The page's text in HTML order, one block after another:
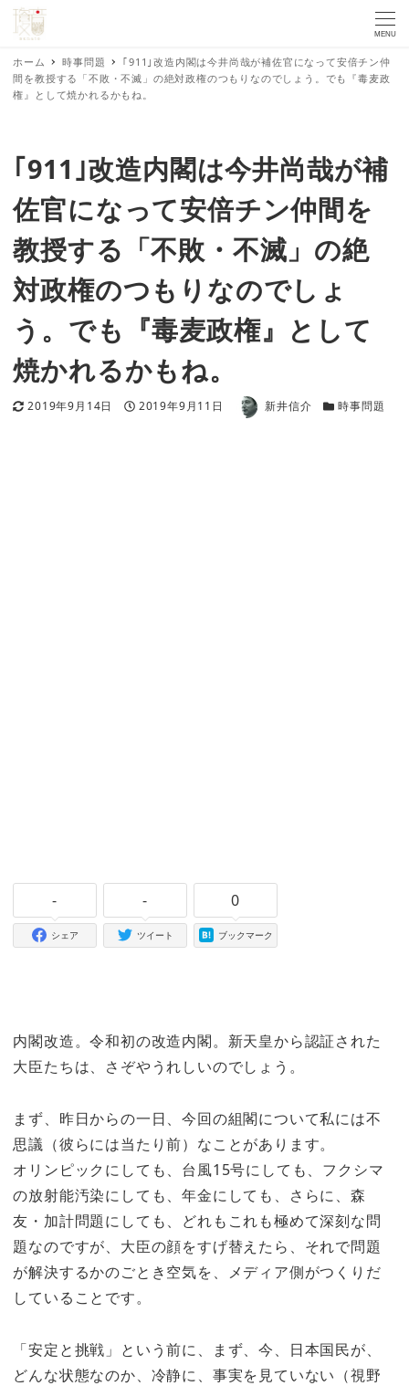
MENU
ホーム 時事問題
｢911｣改造内閣は今井尚哉が補佐官になって安倍チン仲
間を教授する「不敗・不滅」の絶対政権のつもりなのでしょう。でも『毒麦政
権』として焼かれるかもね。
｢911｣改造内閣は今井尚哉が補
佐官になって安倍チン仲間を
教授する「不敗・不滅」の絶
対政権のつもりなのでしょ
う。でも『毒麦政権』として
焼かれるかもね。
更新日
2019年9月14日 投稿日
2019年9月11日 著者 新井信介 カテゴリー
時事問題
-
シェア
-
ツイート
0
ブックマーク
内閣改造。令和初の改造内閣。新天皇から認証された
大臣たちは、さぞやうれしいのでしょう。
まず、昨日からの一日、今回の組閣について私には不
思議（彼らには当たり前）なことがあります。
オリンピックにしても、台風15号にしても、フクシマ
の放射能汚染にしても、年金にしても、さらに、森
友・加計問題にしても、どれもこれも極めて深刻な問
題なのですが、大臣の顔をすげ替えたら、それで問題
が解決するかのごとき空気を、メディア側がつくりだ
していることです。
「安定と挑戦」という前に、まず、今、日本国民が、
どんな状態なのか、冷静に、事実を見ていない（視野